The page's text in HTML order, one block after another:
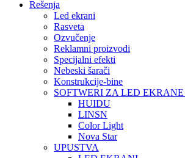
Rešenja
Led ekrani
Rasveta
Ozvučenje
Reklamni proizvodi
Specijalni efekti
Nebeski šarači
Konstrukcije-bine
SOFTWERI ZA LED EKRANE
HUIDU
LINSN
Color Light
Nova Star
UPUSTVA